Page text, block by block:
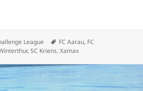
ersten Funken fliegen
League Schlagwörter
FC Aarau, FC
,SC Kriens,Xamax